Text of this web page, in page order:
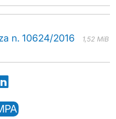
n. 10624/2016 1,52 MiB